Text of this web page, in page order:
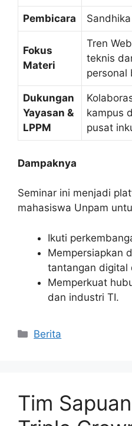
Pembicara
Fokus
Materi
Tren
teknis
personal
Dukungan
Yayasan &
LPPM
kampus
pusat
Dampaknya
Seminar ini menjadi
mahasiswa Unpam
Ikuti
Mempersiapkan
tantangan digital
Memperkuat
dan industri TI.
Kategori
Berita
Tim